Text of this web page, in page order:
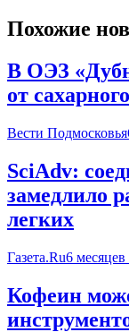
Похожие
В ОЭЗ
от
Вести Подмосковья
SciAdv:
замедлило
легких
Газета.Ru6 месяцев
Кофеин